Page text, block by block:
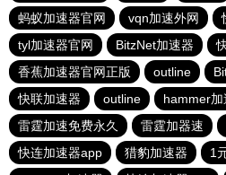
蚂蚁加速器官网
vqn加速外网
tyl加速器官网
BitzNet加速器
香蕉加速器官网正版
outline
快联加速器
outline hammer加
雷霆加速免费永久
雷霆加器速
快连加速器app
猎豹加速器 1